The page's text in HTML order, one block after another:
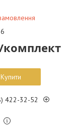
комплект
Купити
422-32-52